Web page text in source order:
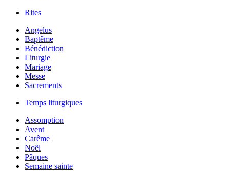
Rites
Angelus
Baptême
Bénédiction
Liturgie
Mariage
Messe
Sacrements
Temps liturgiques
Assomption
Avent
Carême
Noël
Pâques
Semaine sainte